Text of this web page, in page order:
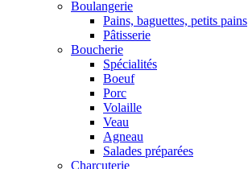
Boulangerie
Pains, baguettes, petits pains
Pâtisserie
Boucherie
Spécialités
Boeuf
Porc
Volaille
Veau
Agneau
Salades préparées
Charcuterie